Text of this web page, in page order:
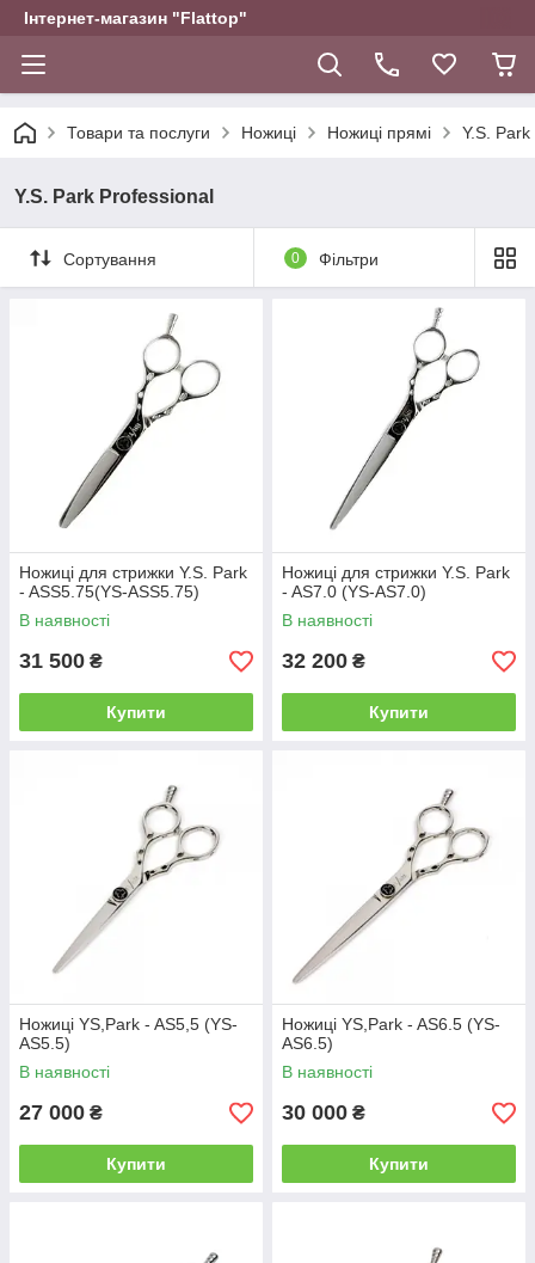
Інтернет-магазин "Flattop"
Товари та послуги Ножиці Ножиці прямі Y.S.
Y.S. Park Professional
Сортування 0 Фільтри
Ножиці для стрижки Y.S. Park
- ASS5.75(YS-ASS5.75)
В наявності
31 500 ₴
Купити
Ножиці для стрижки Y.S. Park
- AS7.0 (YS-AS7.0)
В наявності
32 200 ₴
Купити
Ножиці YS,Park - AS5,5 (YS-
AS5.5)
В наявності
27 000 ₴
Купити
Ножиці YS,Park - AS6.5 (YS-
AS6.5)
В наявності
30 000 ₴
Купити